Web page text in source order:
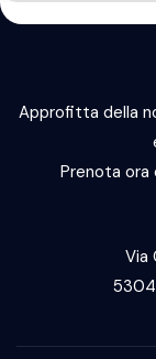
Approfitta della
Prenota ora
Via